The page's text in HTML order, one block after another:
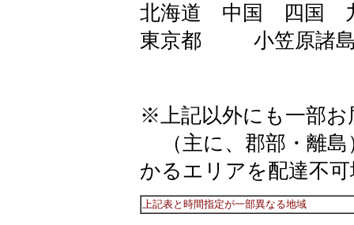
北海道 中国 四国
東京都 小笠原諸島
※上記以外にも一部
（主に、郡部・離島
かるエリアを配達不
上記表と時間指定が一部異なる地域